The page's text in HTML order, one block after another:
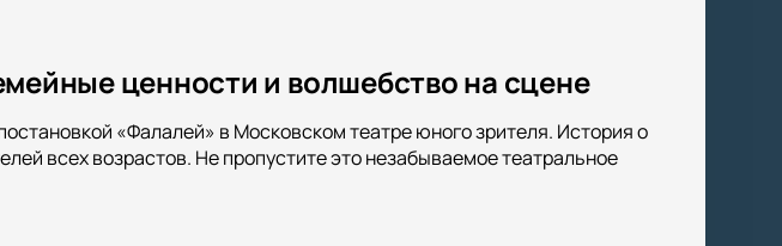
ценности и волшебство на сцене
«Фалалей» в Московском театре юного зрителя. История о
всех возрастов. Не пропустите это незабываемое театральное